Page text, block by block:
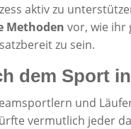
aktiv zu
Methoden vor, wie ihr
zu sein.
dem Sport
und
vermutlich jeder